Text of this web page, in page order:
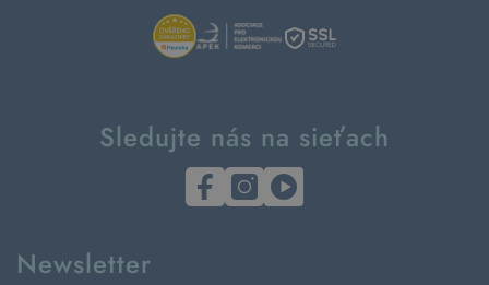
Sledujte nás na sieťach
Newsletter